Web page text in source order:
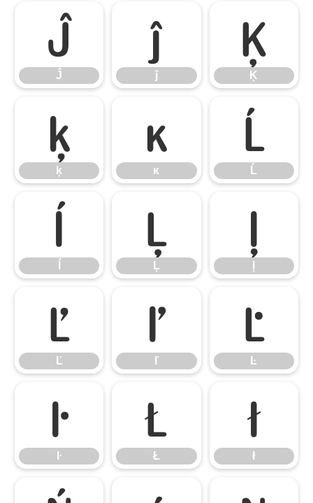
Ĵ
Ĵ ĵ
ĵ Ķ
Ķ
ķ
ķ ĸ
ĸ Ĺ
Ĺ
ĺ Ļ
Ļ ļ
Ľ
Ľ ľ
ľ Ŀ
Ŀ
ŀ
ŀ Ł
Ł ł
ł